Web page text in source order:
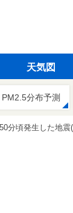
天気図
PM2.5分布予測
分頃発生した地震